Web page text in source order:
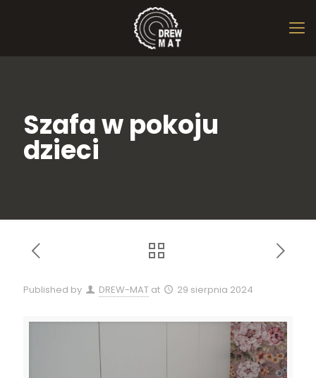
Szafa w pokoju
dzieci
Published by DREW-MAT at 29 sierpnia 2024